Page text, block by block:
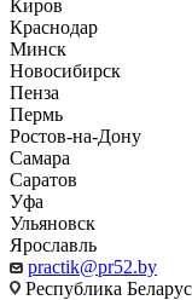
Киров
Краснодар
Минск
Новосибирск
Пенза
Пермь
Ростов-на-Дону
Самара
Саратов
Уфа
Ульяновск
Ярославль
practik@pr52.by
Республика